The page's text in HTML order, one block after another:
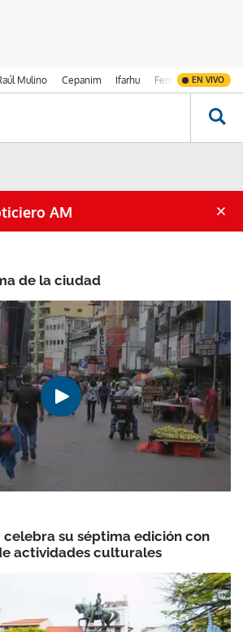
Mulino Cepanim Ifarhu Fenómeno de El
EN VIVO
AM
de la ciudad
celebra su séptima edición con
actividades culturales